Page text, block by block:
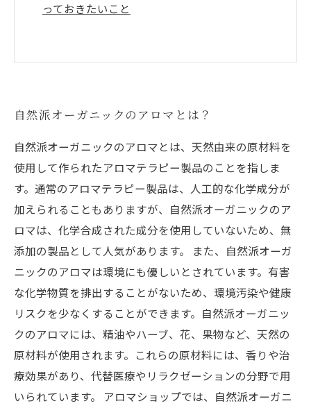
っておきたいこと
自然派オーガニックのアロマとは？
自然派オーガニックのアロマとは、天然由来の原材料を
使用して作られたアロマテラピー製品のことを指しま
す。通常のアロマテラピー製品は、人工的な化学成分が
加えられることもありますが、自然派オーガニックのア
ロマは、化学合成された成分を使用していないため、無
添加の製品として人気があります。 また、自然派オーガ
ニックのアロマは環境にも優しいとされています。有害
な化学物質を排出することがないため、環境汚染や健康
リスクを少なくすることができます。自然派オーガニッ
クのアロマには、精油やハーブ、花、果物など、天然の
原材料が使用されます。これらの原材料には、香りや治
療効果があり、代替医療やリラクゼーションの分野で用
いられています。 アロマショップでは、自然派オーガニ